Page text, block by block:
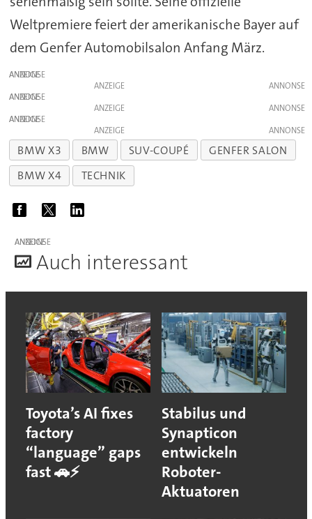
Weltpremiere feiert der amerikanische Bayer auf
dem Genfer Automobilsalon Anfang März.
ANZEIGE
ANZEIGE
ANZEIGE
ANZEIGE
ANZEIGE
ANZEIGE
BMW X3 BMW SUV-COUPÉ
GENFER SALON
BMW X4
TECHNIK
ANZEIGE
Auch interessant
Toyota’s AI fixes
factory
“language” gaps
fast 🚗⚡
Stabilus und
Synapticon
entwickeln
Roboter-
Aktuatoren